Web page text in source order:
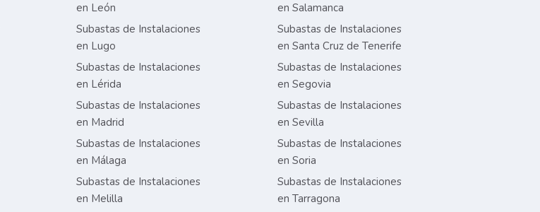
en León
Subastas de Instalaciones
en Lugo
Subastas de Instalaciones
en Lérida
Subastas de Instalaciones
en Madrid
Subastas de Instalaciones
en Málaga
Subastas de Instalaciones
en Melilla
en Salamanca
Subastas de Instalaciones
en Santa Cruz de Tenerife
Subastas de Instalaciones
en Segovia
Subastas de Instalaciones
en Sevilla
Subastas de Instalaciones
en Soria
Subastas de Instalaciones
en Tarragona